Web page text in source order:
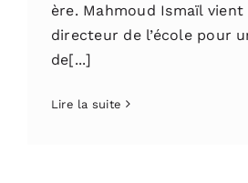
ère. Mahmoud Ismaïl vient
directeur de l’école pour
de[...]
Lire la suite